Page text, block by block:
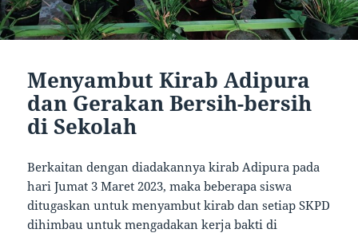
Menyambut Kirab Adipura
dan Gerakan Bersih-bersih
di Sekolah
Berkaitan dengan diadakannya kirab Adipura pada
hari Jumat 3 Maret 2023, maka beberapa siswa
ditugaskan untuk menyambut kirab dan setiap SKPD
dihimbau untuk mengadakan kerja bakti di